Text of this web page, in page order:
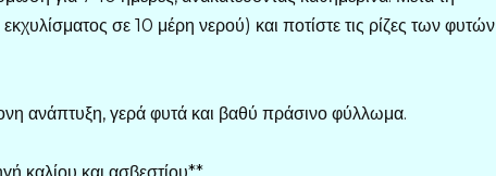
σε 10 μέρη νερού) και ποτίστε τις ρίζες των φυτών
ανάπτυξη, γερά φυτά και βαθύ πράσινο φύλλωμα.